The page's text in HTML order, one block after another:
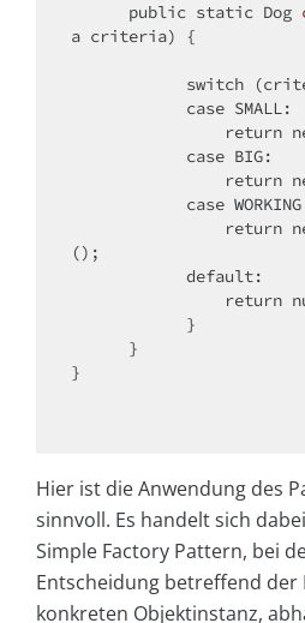
public static Dog
a criteria)
{
switch
case SMALL:
return
case BIG:
return
case
return
();
default:
return
}
Hier ist die Anwendung des
sinnvoll. Es handelt sich
Simple Factory Pattern, bei
Entscheidung betreffend der
konkreten Objektinstanz,